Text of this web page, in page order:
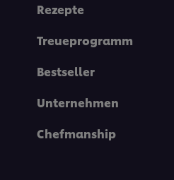
Rezepte
Treueprogramm
Bestseller
Unternehmen
Chefmanship